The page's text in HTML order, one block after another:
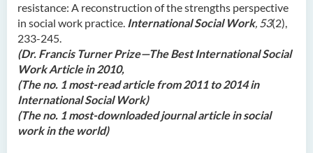
resistance: A reconstruction of the strengths perspective
in social work practice. International Social Work, 53(2),
233-245.
(Dr. Francis Turner Prize—The Best International Social
Work Article in 2010,
(The no. 1 most-read article from 2011 to 2014 in
International Social Work)
(The no. 1 most-downloaded journal article in social
work in the world)